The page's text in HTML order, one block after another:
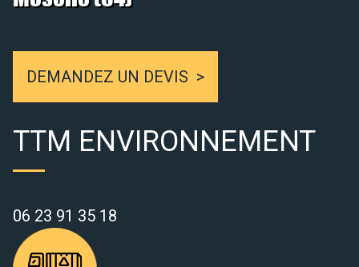
DEMANDEZ UN DEVIS
TTM ENVIRONNEMENT
06 23 91 35 18